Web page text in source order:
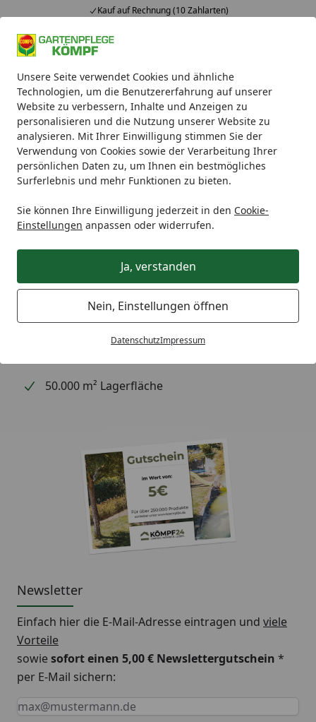
Unsere Seite verwendet Cookies und ähnliche
Technologien, um die Benutzererfahrung auf unserer
Website zu verbessern, Inhalte und Anzeigen zu
personalisieren und die Nutzung unserer Website zu
analysieren. Mit Ihrer Einwilligung stimmen Sie der
Verwendung von Cookies sowie der Verarbeitung Ihrer
persönlichen Daten zu, um Ihnen ein bestmögliches
Surferlebnis und mehr Funktionen zu bieten.
Sie können Ihre Einwilligung jederzeit in den Cookie-
Einstellungen anpassen oder widerrufen.
Ja, verstanden
Nein, Einstellungen öffnen
DatenschutzImpressum
Kauf auf Rechnung (10 Zahlarten)
Alle Produkte
Mein Konto
Suchen
Einkaufswagen
Der Einkaufswagen ist zur Zeit leer.
Kauf auf Rechnung (10 Zahlarten)
Montageservice
50.000 m² Lagerfläche
Newsletter
Einfach hier die E-Mail-Adresse eintragen und viele
Vorteile
sowiesofort einen 5,00 € Newslettergutschein *
per E-Mail sichern:
Keine Eingabe erforderlich
Eingabe erforderlich
E-Mail *